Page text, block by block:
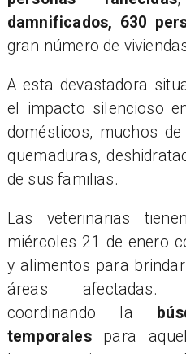
damnificados, 630
gran número de
A esta devastadora
el impacto silencioso
domésticos, muchos
quemaduras,
de sus familias.
Las veterinarias
miércoles 21 de enero
y alimentos para
áreas afectadas.
coordinando la
temporalespara